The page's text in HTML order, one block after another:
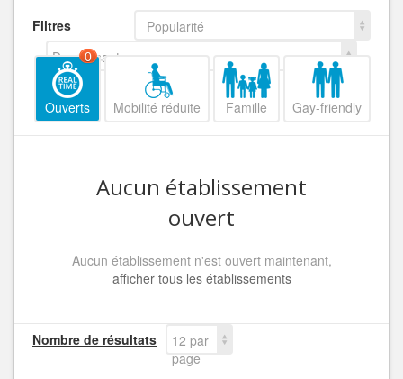
Filtres
Popularité
Decroissant
Ouverts
0
Mobilité réduite Famille Gay-friendly
Aucun établissement
ouvert
Aucun établissement n'est ouvert maintenant,
afficher tous les établissements
Nombre de résultats
12 par
page